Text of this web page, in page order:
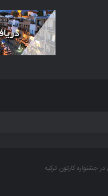
جشنواره کارتون ترکیه